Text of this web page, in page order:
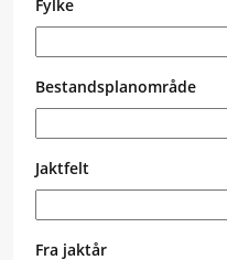
Fylke
Bestandsplanområde
Jaktfelt
Fra jaktår